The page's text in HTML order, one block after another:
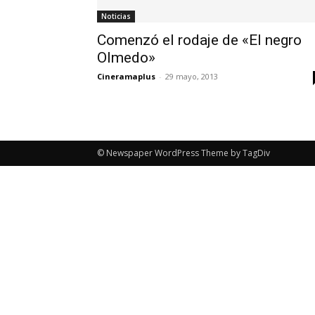
Noticias
Comenzó el rodaje de «El negro
Olmedo»
Cineramaplus - 29 mayo, 2013
© Newspaper WordPress Theme by TagDiv